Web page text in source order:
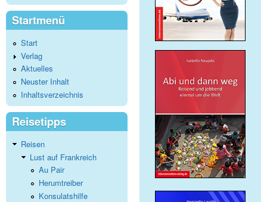
Startmenü
Start
Verlag
Aktuelles
Neuster Inhalt
Inhaltsverzeichnis
Reisetipps
Reisen
Lust auf Frankreich
Au Pair
Herumtreiber
Konsulatshilfe